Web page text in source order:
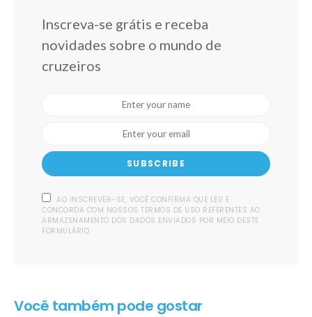
Inscreva-se grátis e receba
novidades sobre o mundo de
cruzeiros
SUBSCRIBE
AO INSCREVER-SE, VOCÊ CONFIRMA QUE LEU E
CONCORDA COM NOSSOS TERMOS DE USO REFERENTES AO
ARMAZENAMENTO DOS DADOS ENVIADOS POR MEIO DESTE
FORMULÁRIO.
Você também pode gostar